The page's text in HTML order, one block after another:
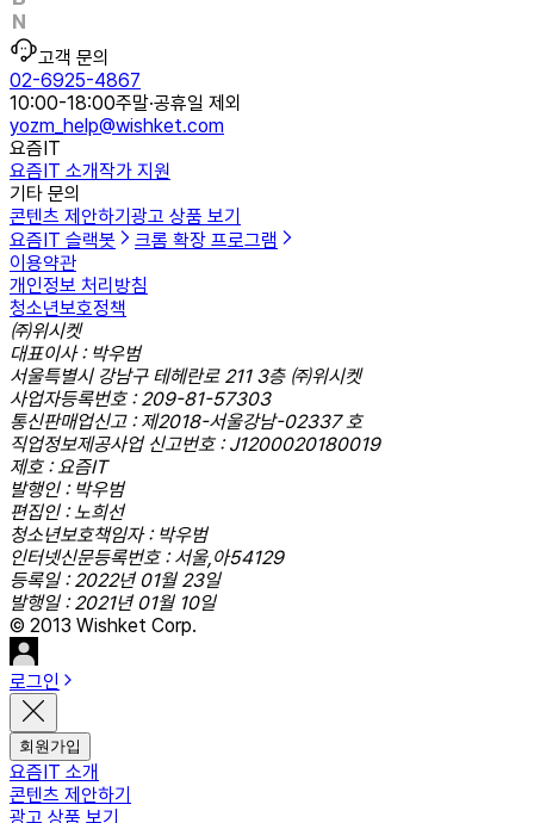
고객 문의
02-6925-4867
10:00-18:00주말·공휴일 제외
yozm_help@wishket.com
요즘IT
요즘IT 소개작가 지원
기타 문의
콘텐츠 제안하기 광고 상품 보기
요즘IT 슬랙봇
크롬 확장 프로그램
이용약관
개인정보 처리방침
청소년보호정책
㈜위시켓
대표이사 : 박우범
서울특별시 강남구 테헤란로 211 3층 ㈜위시켓
사업자등록번호 : 209-81-57303
통신판매업신고 : 제2018-서울강남-02337 호
직업정보제공사업 신고번호 : J1200020180019
제호 : 요즘IT
발행인 : 박우범
편집인 : 노희선
청소년보호책임자 : 박우범
인터넷신문등록번호 : 서울,아54129
등록일 : 2022년 01월 23일
발행일 : 2021년 01월 10일
© 2013 Wishket Corp.
로그인
회원가입
요즘IT 소개
콘텐츠 제안하기
광고 상품 보기